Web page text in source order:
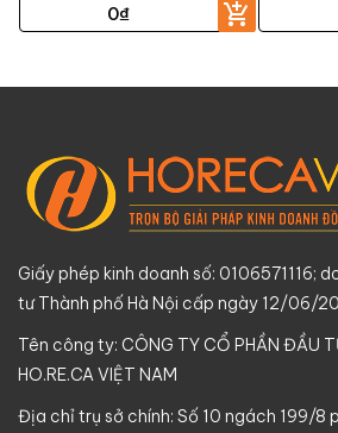
0₫
Giấy phép kinh doanh số: 0106571116;
tư Thành phố Hà Nội cấp ngày 12/06/
Tên công ty: CÔNG TY CỔ PHẦN ĐẦU
HO.RE.CA VIỆT NAM
Địa chỉ trụ sở chính: Số 10 ngách 199/8